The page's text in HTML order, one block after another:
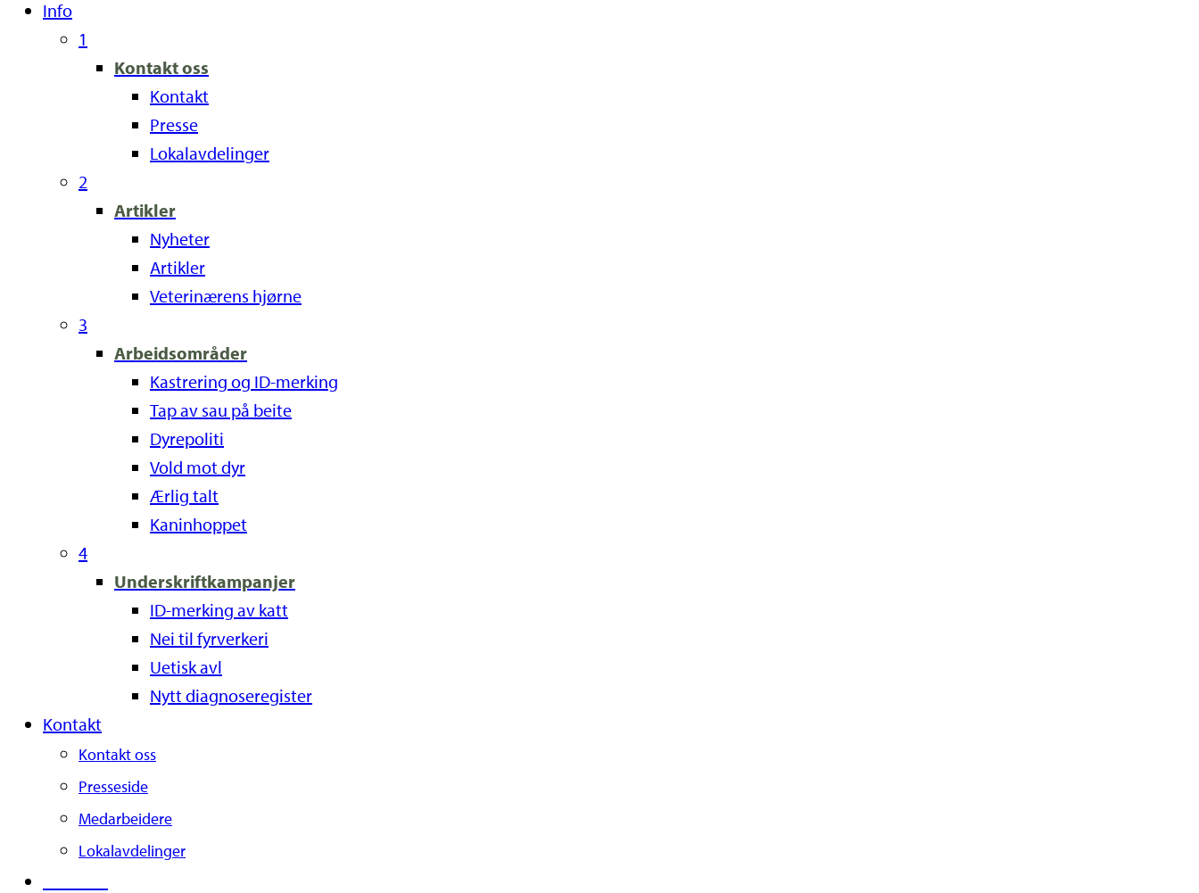
Info
1
Kontakt oss
Kontakt
Presse
Lokalavdelinger
2
Artikler
Nyheter
Artikler
Veterinærens hjørne
3
Arbeidsområder
Kastrering og ID-merking
Tap av sau på beite
Dyrepoliti
Vold mot dyr
Ærlig talt
Kaninhoppet
4
Underskriftkampanjer
ID-merking av katt
Nei til fyrverkeri
Uetisk avl
Nytt diagnoseregister
Kontakt
Kontakt oss
Presseside
Medarbeidere
Lokalavdelinger